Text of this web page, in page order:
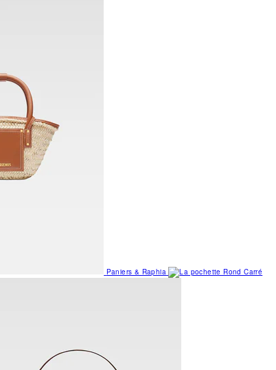
Paniers & Raphia